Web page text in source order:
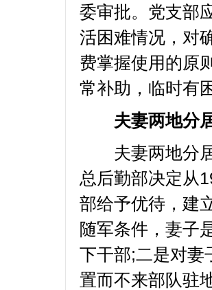
委审批。党支部
活困难情况，对
费掌握使用的原
常补助，临时有
夫妻两地分
夫妻两地分居
总后勤部决定从
部给予优待，建
随军条件，妻子
下干部;二是对妻
置而不来部队驻